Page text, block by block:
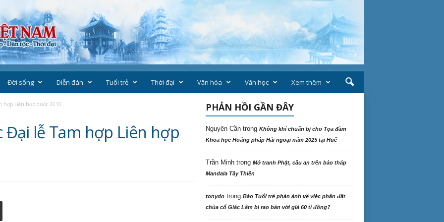
Đời sống Diễn đàn Tuổi trẻ Thời đại Văn hóa Văn học Xem thêm
hợp Liên hợp quốc 2010
Đại lễ Tam hợp Liên hợp
PHẢN HỒI GẦN ĐÂY
Nguyên Cầntrong Không khí chuẩn bị cho Tọa đàm
Khoa học Hoằng pháp Hải ngoại năm 2025 tại Huế
Trần Minhtrong Mở tranh Phật, cầu an trên bảo tháp
Mandala Tây Thiên
tonydotrong Báo Tuổi trẻ phản ảnh về việc phần đất
chùa cổ Giác Lâm bị rao bán với giá 60 tỉ đồng?